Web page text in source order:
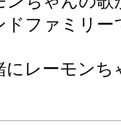
ドファミリー
にレーモン